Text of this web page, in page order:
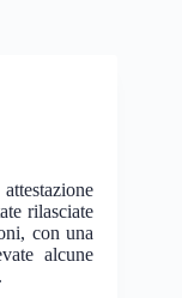
rilasciate
con una
alcune